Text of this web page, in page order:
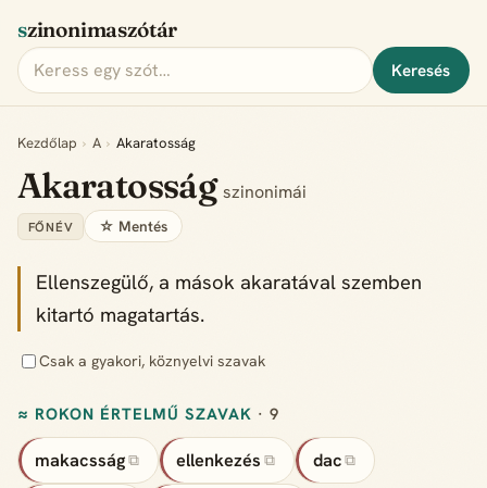
szinonimaszótár
Keresés
Kezdőlap › A › Akaratosság
Akaratosságszinonimái
FŐNÉV ☆ Mentés
Ellenszegülő, a mások akaratával szemben
kitartó magatartás.
Csak a gyakori, köznyelvi szavak
≈ ROKON ÉRTELMŰ SZAVAK · 9
makacsság ⧉ ellenkezés ⧉ dac ⧉